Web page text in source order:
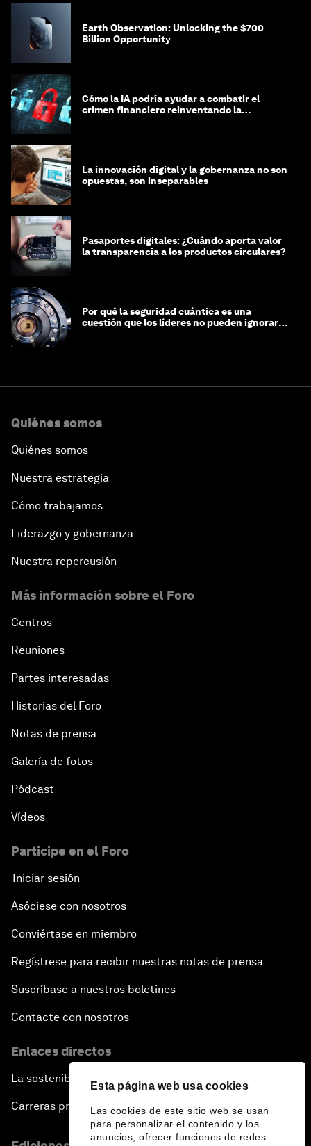
Esta página web usa cookies
Las cookies de este sitio web se usan
para personalizar el contenido y los
anuncios, ofrecer funciones de redes
Earth Observation: Unlocking the $700
Billion Opportunity
Cómo la IA podría ayudar a combatir el
crimen financiero reinventando la
La innovación digital y la gobernanza no son
opuestas, son inseparables
Pasaportes digitales: ¿Cuándo aporta valor
la transparencia a los productos circulares?
Por qué la seguridad cuántica es una
cuestión que los líderes no pueden ignorar
Quiénes somos
Quiénes somos
Nuestra estrategia
Cómo trabajamos
Liderazgo y gobernanza
Nuestra repercusión
Más información sobre el Foro
Centros
Reuniones
Partes interesadas
Historias del Foro
Notas de prensa
Galería de fotos
Pódcast
Vídeos
Participe en el Foro
Iniciar sesión
Asóciese con nosotros
Conviértase en miembro
Regístrese para recibir nuestras notas de prensa
Suscríbase a nuestros boletines
Contacte con nosotros
Enlaces directos
La sostenibilidad en el Foro
Carreras profesionales